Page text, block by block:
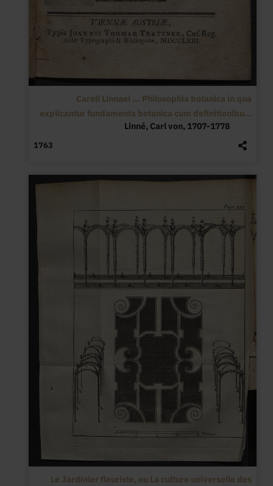
Caroli Linnaei … Philosophia botanica in qua
explicantur fundamenta botanica cum definitionibu...
Linné, Carl von, 1707-1778
1763
Le Jardinier fleuriste, ou La culture universelle des